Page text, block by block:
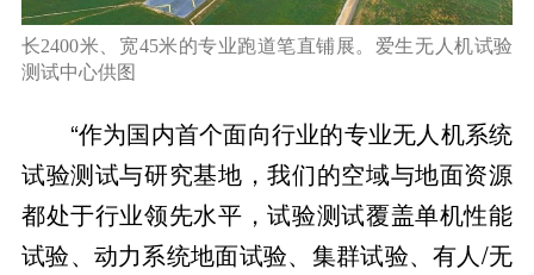
长2400米、宽45米的专业跑道笔直铺展。爱生无人机试验
测试中心供图
“作为国内首个面向行业的专业无人机系统
试验测试与研究基地，我们的空域与地面资源
都处于行业领先水平，试验测试覆盖单机性能
试验、动力系统地面试验、集群试验、有人/无